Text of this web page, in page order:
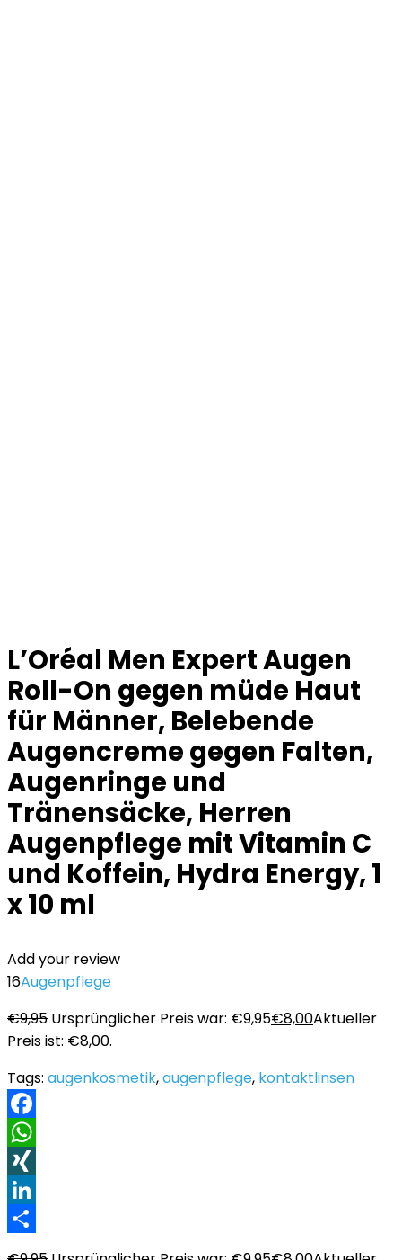
L’Oréal Men Expert Augen
Roll-On gegen müde Haut
für Männer, Belebende
Augencreme gegen Falten,
Augenringe und
Tränensäcke, Herren
Augenpflege mit Vitamin C
und Koffein, Hydra Energy, 1
x 10 ml
Add your review
16Augenpflege
€9,95 Ursprünglicher Preis war: €9,95€8,00Aktueller
Preis ist: €8,00.
Tags: augenkosmetik,augenpflege, kontaktlinsen
Facebook
WhatsApp
XING
LinkedIn